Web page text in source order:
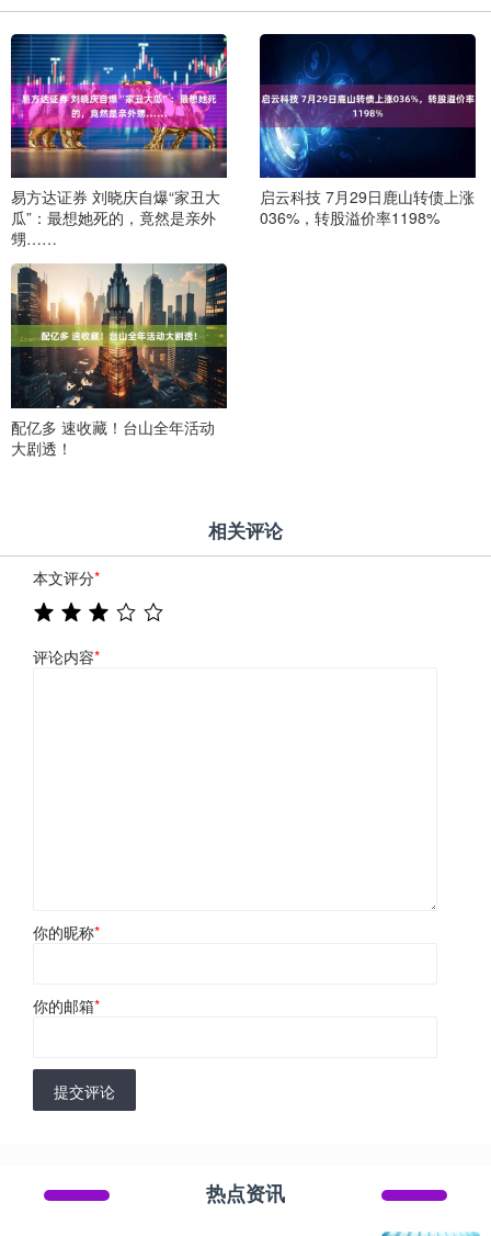
易方达证券 刘晓庆自爆“家丑大
瓜”：最想她死的，竟然是亲外
甥……
启云科技 7月29日鹿山转债上涨
036%，转股溢价率1198%
配亿多 速收藏！台山全年活动
大剧透！
相关评论
本文评分*
评论内容*
你的昵称*
你的邮箱*
提交评论
热点资讯